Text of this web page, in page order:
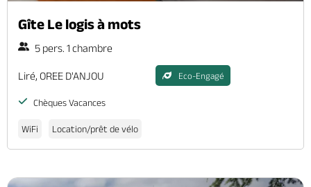
Gîte Le logis à mots
5 pers. 1 chambre
Liré, OREE D'ANJOU Eco-Engagé
Chèques Vacances
WiFi Location/prêt de vélo